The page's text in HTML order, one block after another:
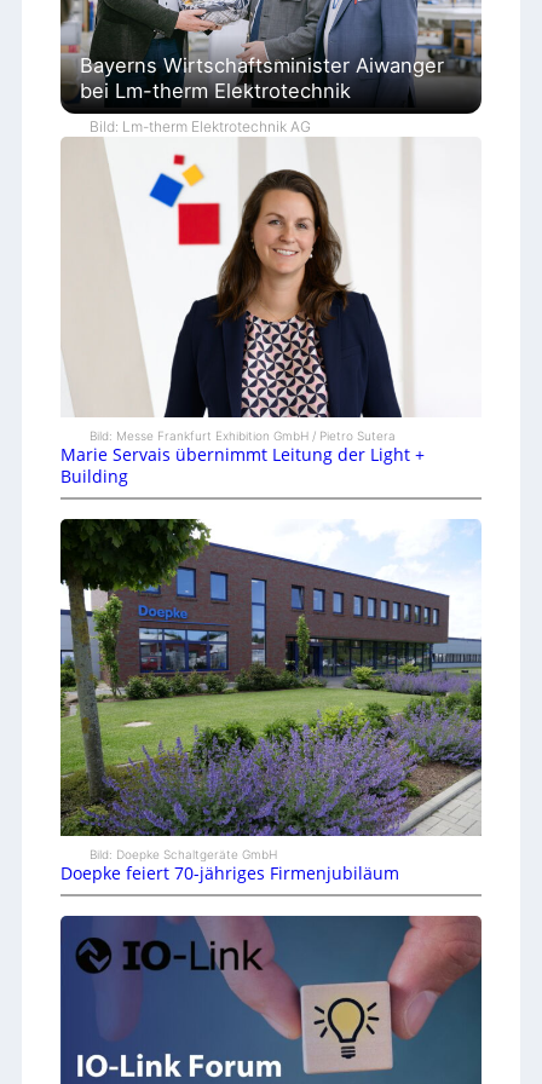
Bayerns Wirtschaftsminister Aiwanger
bei Lm-therm Elektrotechnik
Bild: Lm-therm Elektrotechnik AG
Bild: Messe Frankfurt Exhibition GmbH / Pietro Sutera
Marie Servais übernimmt Leitung der Light +
Building
Bild: Doepke Schaltgeräte GmbH
Doepke feiert 70-jähriges Firmenjubiläum